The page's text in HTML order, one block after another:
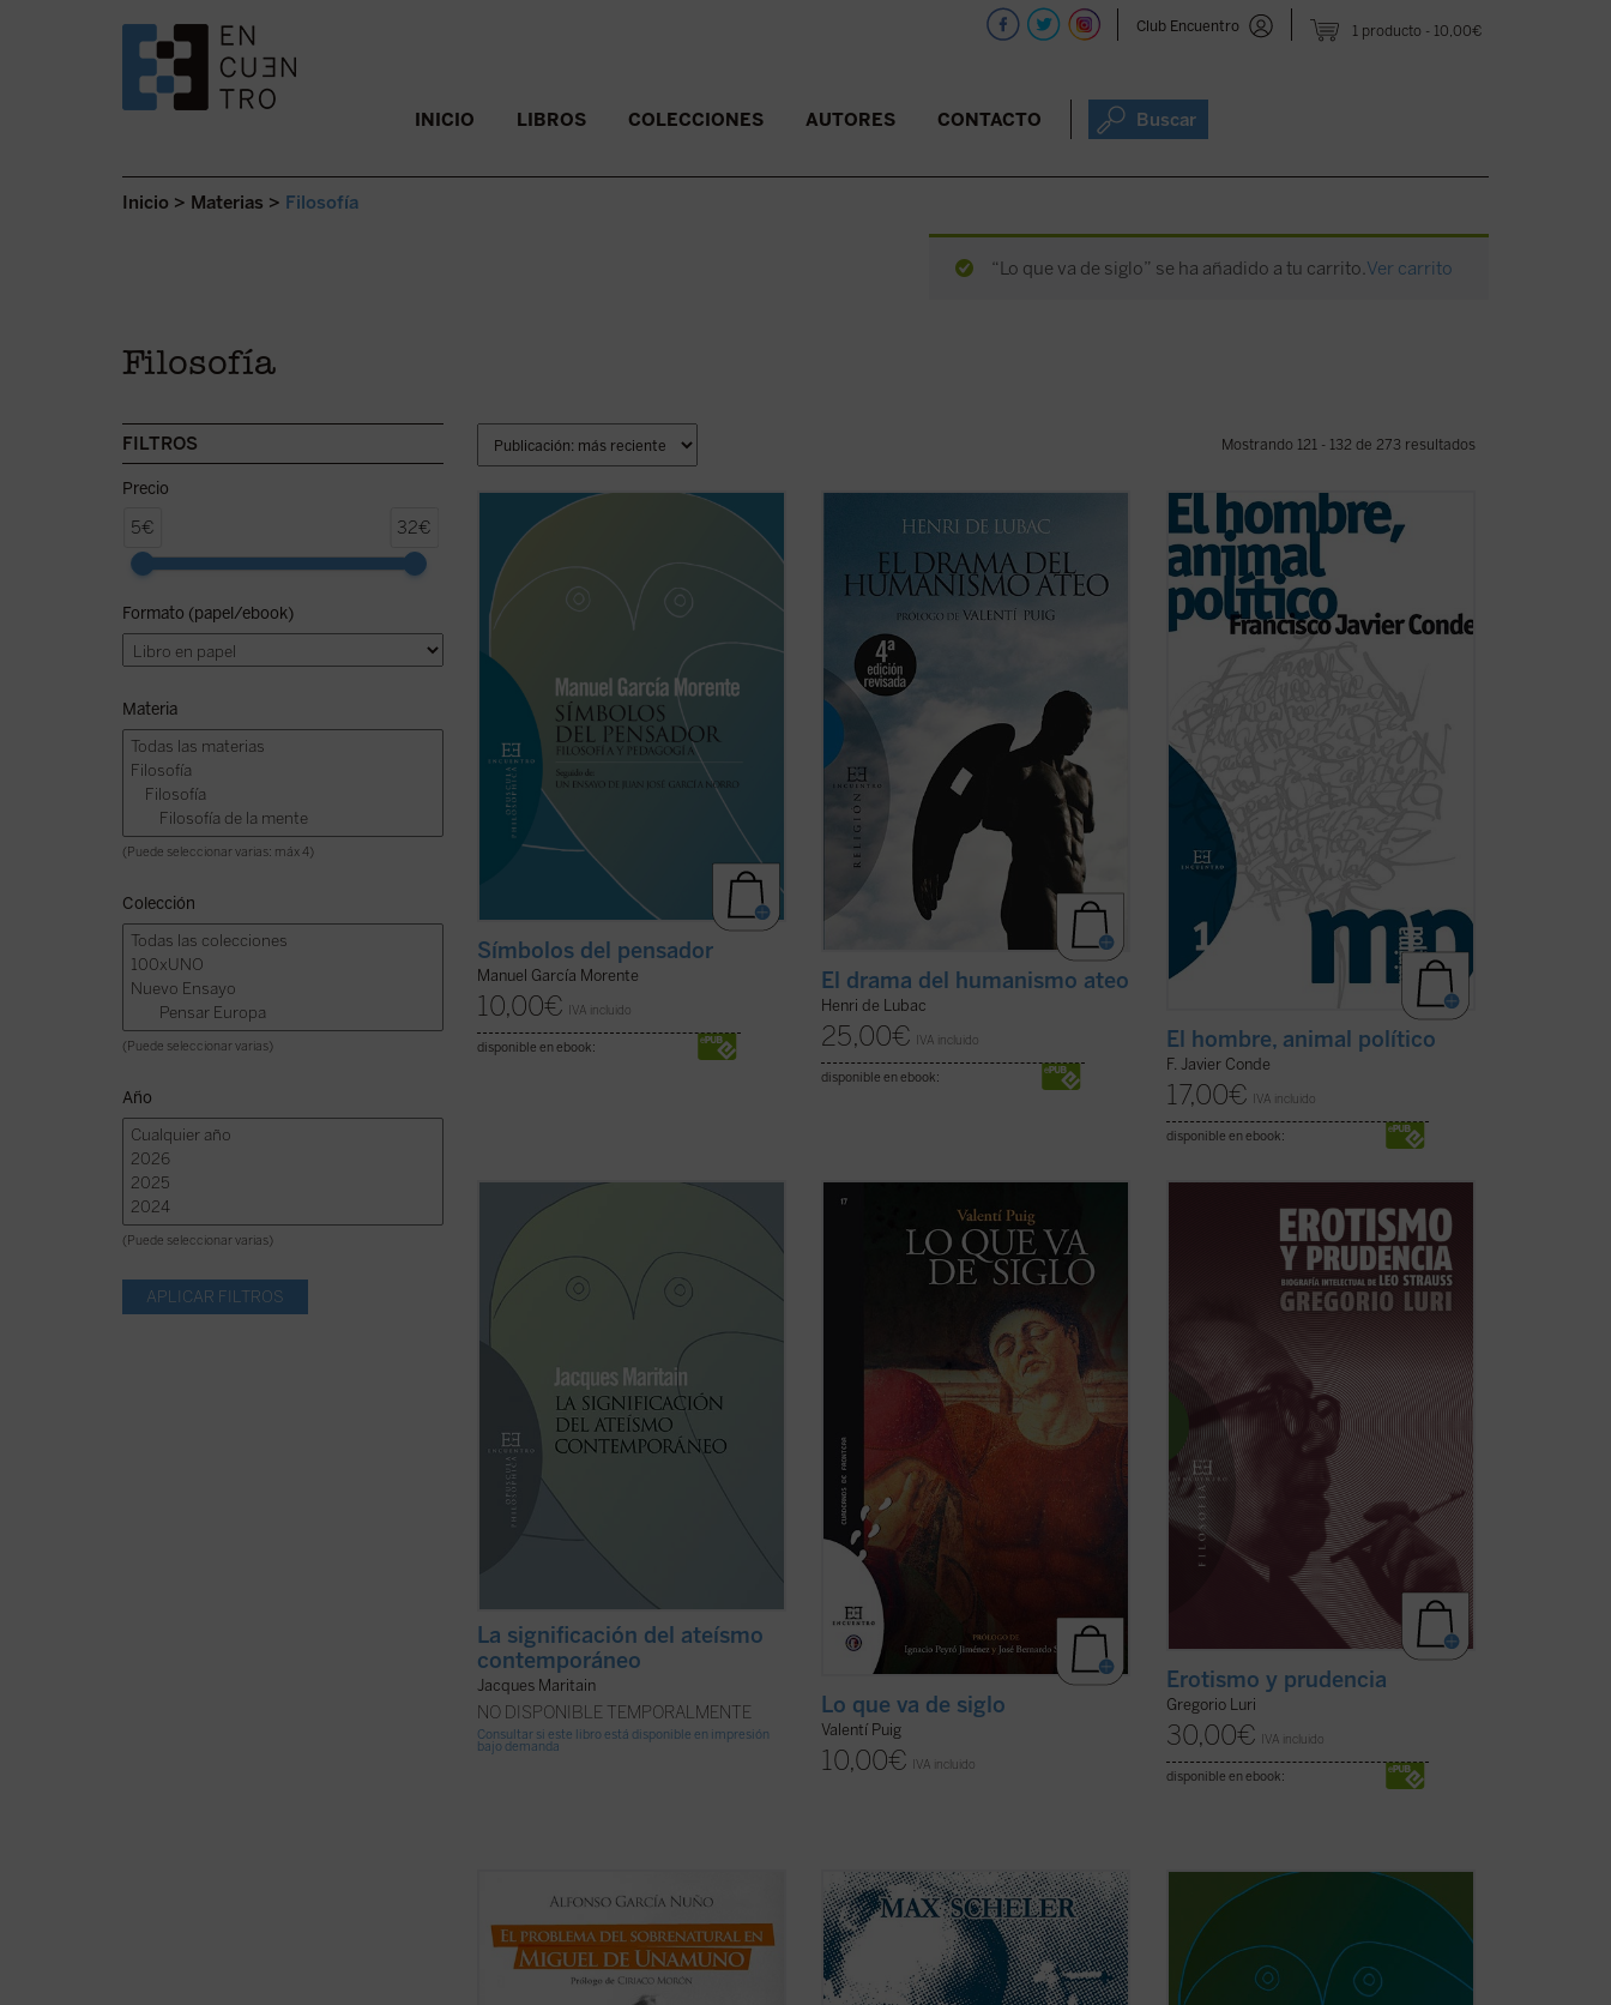
1 producto 10,00€
Club Encuentro
SALTAR AL CONTENIDO. INICIO LIBROS COLECCIONES AUTORES CONTACTO Buscar
Inicio > Materias > Filosofía
“Lo que va de siglo” se ha añadido a tu carrito.Ver carrito
Filosofía
FILTROS
Precio
5€ 32€
Formato (papel/ebook)
Materia
(Puede seleccionar varias: máx 4)
Colección
(Puede seleccionar varias)
Año
(Puede seleccionar varias)
Mostrando 121 - 132 de 273 resultados
«Meditar sobre los símbolos estéticos
que pueden representar adecuadamente
el peculiar acto de filosofar, no es
reflexionar sobre un asunto quizás
curioso y entretenido [...]. Lejos de ello,
los ensayos que aquí se reúnen muestran
Símbolos del pensador
Manuel García Morente
10,00€ IVA incluido
disponible en ebook:
De Lubac elabora una penetrante
Comte, Feuerbach y Nietzsche. Su
fundamento común sería la negación de
Dios y su objetivo principal el
aniquilamiento de la persona humana.
Frente a ellos, Dostoievski ...
El drama del humanismo ateo
Henri de Lubac
25,00€ IVA incluido
disponible en ebook:
El proceso reduccionista al que se ha
visto sometida la política, convertida en
una pura relación de poder, se ha
solapado paradójicamente con una
Sociedad
despolitizaday un Estado
desapoderado. También con la perversa
El hombre, animal político
F. Javier Conde
17,00€ IVA incluido
disponible en ebook:
El análisis de las características propias
del ateísmo contemporáneo, y la
advertencia de la doble incoherencia en
que necesariamente incurre, llevan a
Jacques Maritain a reconocer el hecho,
solo en apariencia paradójico, de que
La significación del ateísmo
contemporáneo
Jacques Maritain
NO DISPONIBLE TEMPORALMENTE
Consultar si este libro está disponible en impresión
bajo demanda
El caudal imaginativo, en la primera
década del siglo XXI, es incesante [...]. Al
mirar a nuestro alrededor es como si
estuviéramos entre los vestigios de una
mientras todo un mundo de nuevas
(ver ficha)
Lo que va de siglo
Valentí Puig
10,00€ IVA incluido
¿Quién era Leo Strauss y qué decía
exactamente? Hay quienes se jactan de
haber descubierto el «indiscutible
carácter falocrático» de su filosofía,
quienes lo ven como el constructor
quienes alimentan ...(ver ficha)
Erotismo y prudencia
Gregorio Luri
30,00€ IVA incluido
disponible en ebook:
El problema del sobrenatural fin del
hombre y su deseo ha sido una de las
cuestiones centrales en la obra de Miguel
de Unamuno, acaso la que articule todo
su pensamiento. Y probablemente haya
«En este volumen se ofrecen tres escritos
de Max Scheler, compuestos entre el año
1911 y 1917, titulados:La esencia de la
filosofía y la condición moral del conocer
filosófico
Fenomenología y teoría del
Prólogo de Juan Velarde
«En tanto que, sin dejar de ser un hecho
material, es también el dinero una
creación del espíritu, no cabe